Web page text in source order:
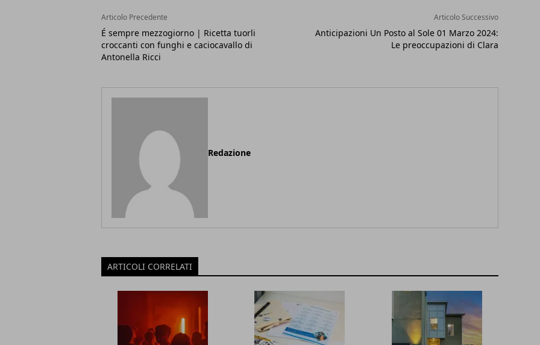
Articolo Precedente
É sempre mezzogiorno | Ricetta tuorli
croccanti con funghi e caciocavallo di
Antonella Ricci
Articolo Successivo
Anticipazioni Un Posto al Sole 01 Marzo 2024:
Le preoccupazioni di Clara
Redazione
ARTICOLI CORRELATI